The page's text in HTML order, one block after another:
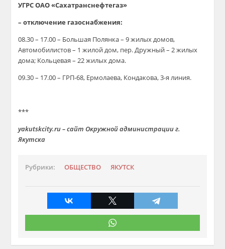
УГРС ОАО «Сахатранснефтегаз»
– отключение газоснабжения:
08.30 – 17.00 – Большая Полянка – 9 жилых домов,
Автомобилистов – 1 жилой дом, пер. Дружный – 2 жилых
дома; Кольцевая – 22 жилых дома.
09.30 – 17.00 – ГРП-68, Ермолаева, Кондакова, 3-я линия.
***
yakutskcity.ru – сайт Окружной администрации г.
Якутска
Рубрики: ОБЩЕСТВО ЯКУТСК